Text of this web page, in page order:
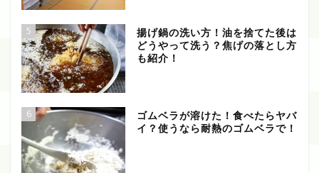
5
揚げ鍋の洗い方！油を捨てた後は
どうやって洗う？焦げの落とし方
も紹介！
6
ゴムベラが溶けた！食べたらヤバ
イ？使うなら耐熱のゴムベラで！